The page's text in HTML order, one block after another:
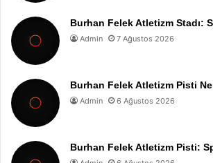
Burhan Felek Atletizm Stadı:
Admin 7 Ağustos 2026
Burhan Felek Atletizm Pisti
Admin 6 Ağustos 2026
Burhan Felek Atletizm Pisti: